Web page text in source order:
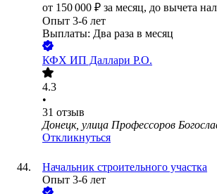
от 150 000 ₽ за месяц, до вычета
Опыт 3-6 лет
Выплаты: Два раза в месяц
КФХ ИП Даллари Р.О.
4.3
•
31 отзыв
Донецк, улица Профессоров
Откликнуться
Начальник строительного участка
Опыт 3-6 лет